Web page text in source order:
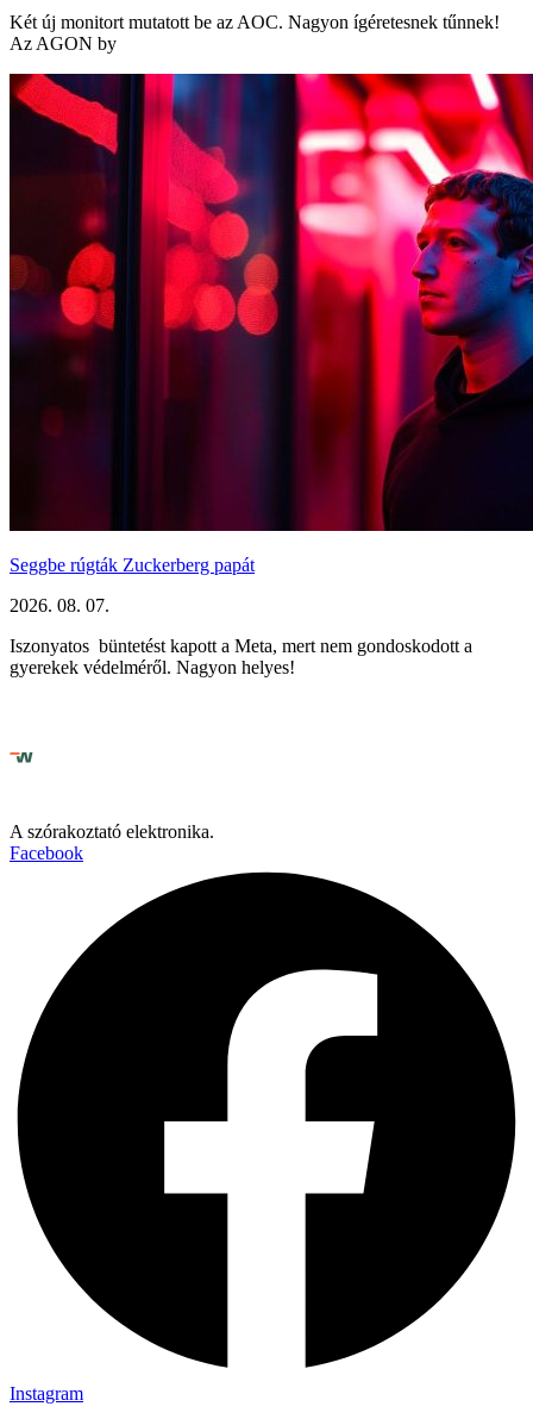
Két új monitort mutatott be az AOC. Nagyon ígéretesnek tűnnek!
Az AGON by
Seggbe rúgták Zuckerberg papát
2026. 08. 07.
Iszonyatos büntetést kapott a Meta, mert nem gondoskodott a
gyerekek védelméről. Nagyon helyes!
A szórakoztató elektronika.
Facebook
Instagram